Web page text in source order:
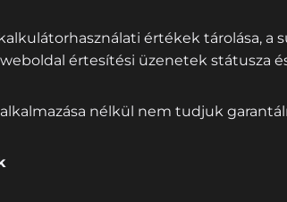
értékek tárolása, a
értesítési üzenetek státusza
nélkül nem tudjuk